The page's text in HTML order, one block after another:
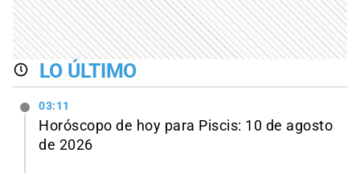
LO ÚLTIMO
03:11
Horóscopo de hoy para Piscis: 10 de agosto
de 2026